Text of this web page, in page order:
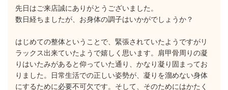
先日はご来店誠にありがとうございました。
数日経ちましたが、お身体の調子はいかがでしょうか？
はじめての整体ということで、緊張されていたようですがリ
ラックス出来ていたようで嬉しく思います。肩甲骨周りの凝
りはいたみがあると仰っていた通り、かなり凝り固まってお
りました。日常生活での正しい姿勢が、凝りを溜めない身体
にするために必要不可欠です。そして、そのためにはかたく